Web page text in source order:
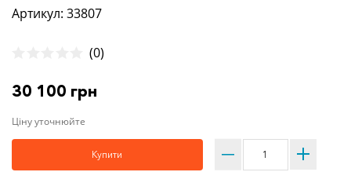
Артикул: 33807
(0)
30 100 грн
Ціну уточнюйте
Купити